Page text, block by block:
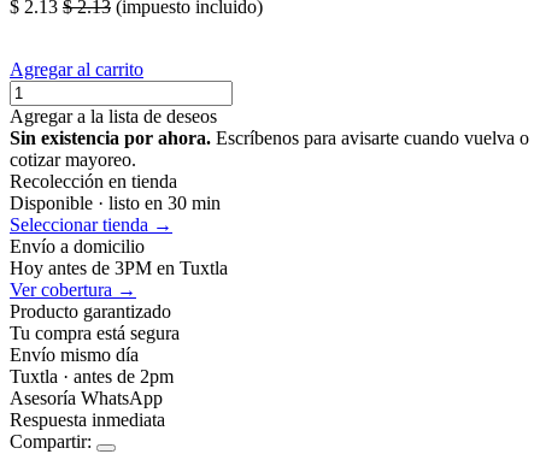
$ 2.13 $2.13 (impuesto incluido)
Agregar al carrito
Agregar a la lista de deseos
Sin existencia por ahora. Escríbenos para avisarte cuando vuelva o
cotizar mayoreo.
Recolección en tienda
Disponible · listo en 30 min
Seleccionar tienda →
Envío a domicilio
Hoy antes de 3PM en Tuxtla
Ver cobertura →
Producto garantizado
Tu compra está segura
Envío mismo día
Tuxtla · antes de 2pm
Asesoría WhatsApp
Respuesta inmediata
Compartir: